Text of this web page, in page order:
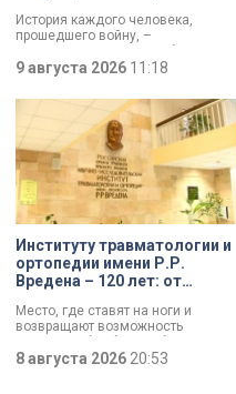
История каждого человека,
прошедшего войну, –
напоминание о цене победы.
Сколько испытаний выпало на
долю блокадников, тружеников
тыла, солдат, женщин и, конечно
же, детей. Три года скитаний,
потеря близких, голод – в 12 лет
она осталась совершенно одна. О
судьбе Анны Трусовой,
пережившей оккупацию
Павловска и потерю близких.
9 августа 2026 11:18
Институту травматологии и
ортопедии имени Р.Р.
Вредена – 120 лет: от
до передового
медицинского центра
Место, где ставят на ноги и
возвращают возможность
двигаться без боли. Юбилей
отмечает Институт травматологии
и ортопедии имени Р.Р. Вредена.
8 августа 2026 20:53